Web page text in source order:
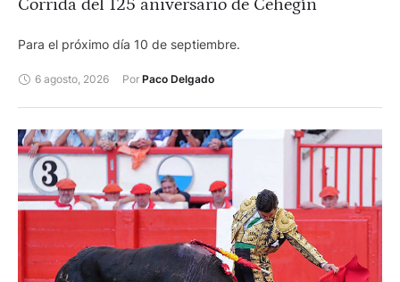
Corrida del 125 aniversario de Cehegín
Para el próximo día 10 de septiembre.
6 agosto, 2026 Por Paco Delgado